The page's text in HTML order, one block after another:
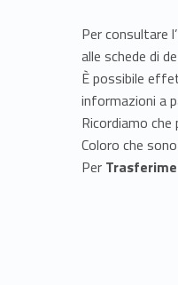
r
e
e
e
Per consultare l’
alle schede di
È possibile
informazioni a
Ricordiamo
Coloro che
Per